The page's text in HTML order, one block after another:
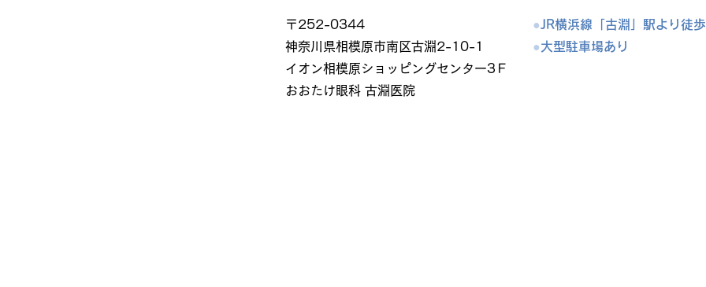
〒252-0344
神奈川県相模原市南区古淵2-10-1
イオン相模原ショッピングセンター3Ｆ
​おおたけ眼科 古淵医院
● JR横浜線「古淵」駅より徒
●大型駐車場あり